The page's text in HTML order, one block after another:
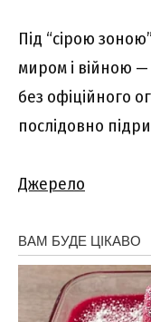
Під “сірою
миром і війною
без офіційного
послідовно
Джерело